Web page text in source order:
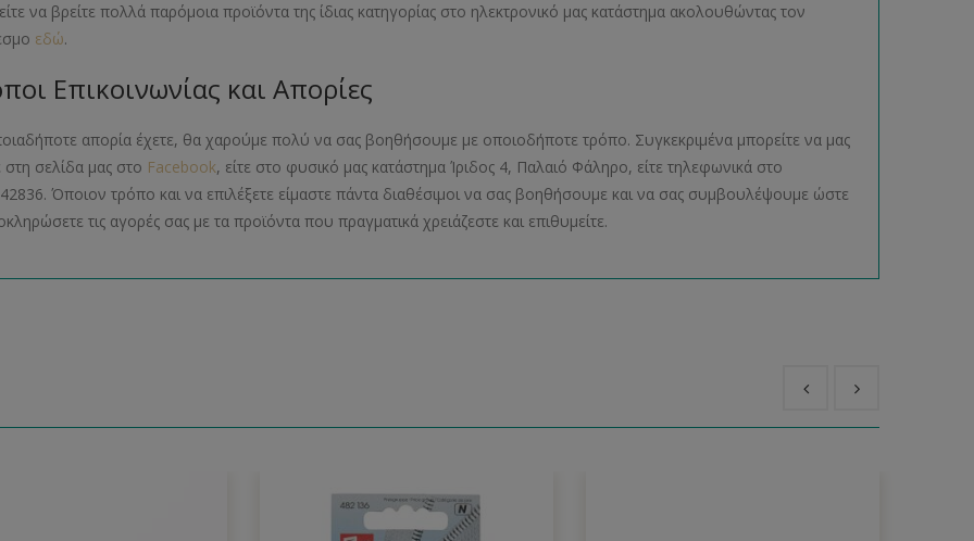
να βρείτε πολλά παρόμοια προϊόντα της ίδιας κατηγορίας στο ηλεκτρονικό μας κατάστημα ακολουθώντας τον
εδώ.
Επικοινωνίας και Απορίες
απορία έχετε, θα χαρούμε πολύ να σας βοηθήσουμε με οποιοδήποτε τρόπο. Συγκεκριμένα μπορείτε να μας
στη σελίδα μας στο Facebook, είτε στο φυσικό μας κατάστημα Ίριδος 4, Παλαιό Φάληρο, είτε τηλεφωνικά στο
Όποιον τρόπο και να επιλέξετε είμαστε πάντα διαθέσιμοι να σας βοηθήσουμε και να σας συμβουλέψουμε ώστε
τις αγορές σας με τα προϊόντα που πραγματικά χρειάζεστε και επιθυμείτε.